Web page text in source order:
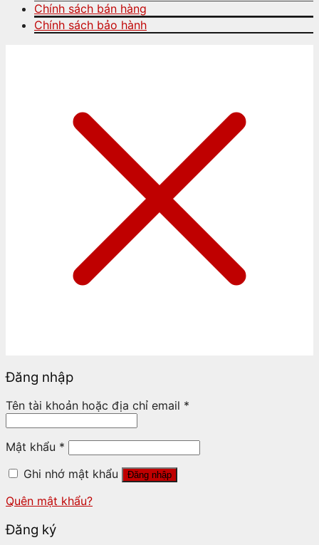
Chính sách bán hàng
Chính sách bảo hành
Đăng nhập
Tên tài khoản hoặc địa chỉ email *
Mật khẩu *
Ghi nhớ mật khẩu
Đăng nhập
Quên mật khẩu?
Đăng ký